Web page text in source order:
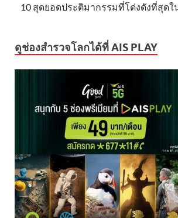
10 สุดยอดประติมากรรมที่โด่งดังที่สุดใ
ดูช่องสำรวจโลกได้ที่ AIS PLAY